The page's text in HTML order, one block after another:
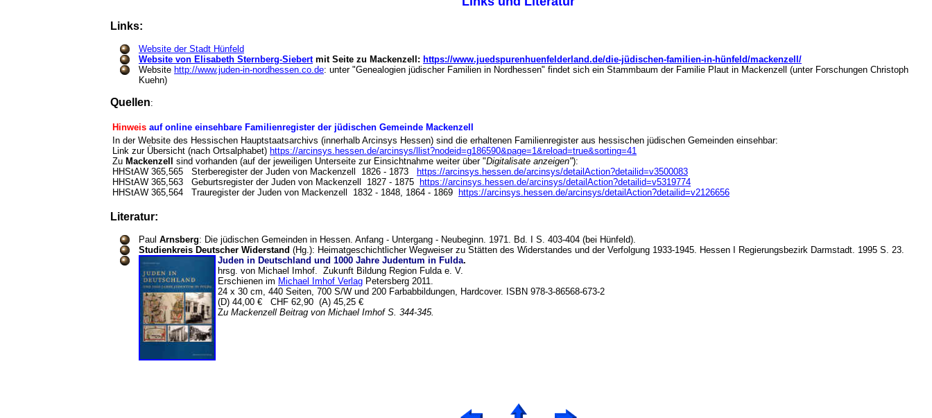
Links:
Website der Stadt Hünfeld
Website von Elisabeth Sternberg-Siebertmit Seite zu Mackenzell: https://www.juedspurenhuenfelderland.de/die-jüdischen-familien-in-hünfeld/mackenzell/
Website http://www.juden-in-nordhessen.co.de: unter "Genealogien jüdischer Familien in Nordhessen" findet sich ein Stammbaum der Familie Plaut in Mackenzell (unter Forschungen Christoph
Kuehn)
Quellen:
Hinweis auf online einsehbare Familienregister der jüdischen Gemeinde Mackenzell
In der Website des Hessischen Hauptstaatsarchivs (innerhalb Arcinsys Hessen) sind die erhaltenen Familienregister aus hessischen jüdischen Gemeinden einsehbar:
Link zur Übersicht (nach Ortsalphabet) https://arcinsys.hessen.de/arcinsys/llist?nodeid=g186590&page=1&reload=true&sorting=41
Zu Mackenzell sind vorhanden (auf der jeweiligen Unterseite zur Einsichtnahme weiter über "Digitalisate anzeigen"):
HHStAW 365,565 Sterberegister der Juden von Mackenzell 1826 - 1873
https://arcinsys.hessen.de/arcinsys/detailAction?detailid=v3500083
HHStAW 365,563 Geburtsregister der Juden von Mackenzell 1827 - 1875
https://arcinsys.hessen.de/arcinsys/detailAction?detailid=v5319774
HHStAW 365,564 Trauregister der Juden von Mackenzell 1832 - 1848, 1864 - 1869
https://arcinsys.hessen.de/arcinsys/detailAction?detailid=v2126656
Literatur:
Paul Arnsberg: Die jüdischen Gemeinden in Hessen. Anfang - Untergang - Neubeginn. 1971. Bd. I S. 403-404 (bei Hünfeld).
Studienkreis Deutscher Widerstand (Hg.): Heimatgeschichtlicher Wegweiser zu Stätten des Widerstandes und der Verfolgung 1933-1945. Hessen I Regierungsbezirk Darmstadt. 1995 S. 23.
Juden in Deutschland und 1000 Jahre Judentum in Fulda.
hrsg. von Michael Imhof. Zukunft Bildung Region Fulda e. V.
Erschienen im Michael Imhof Verlag Petersberg 2011.
24 x 30 cm, 440 Seiten, 700 S/W und 200 Farbabbildungen, Hardcover. ISBN 978-3-86568-673-2
(D) 44,00 € CHF 62,90 (A) 45,25 €
Zu Mackenzell Beitrag von Michael Imhof S. 344-345.